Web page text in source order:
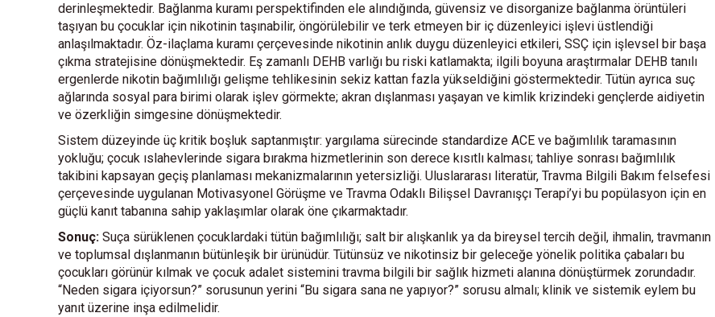
derinleşmektedir. Bağlanma kuramı perspektifinden ele alındığında, güvensiz ve disorganize bağlanma örüntüleri
taşıyan bu çocuklar için nikotinin taşınabilir, öngörülebilir ve terk etmeyen bir iç düzenleyici işlevi üstlendiği
anlaşılmaktadır. Öz-ilaçlama kuramı çerçevesinde nikotinin anlık duygu düzenleyici etkileri, SSÇ için işlevsel bir başa
çıkma stratejisine dönüşmektedir. Eş zamanlı DEHB varlığı bu riski katlamakta; ilgili boyuna araştırmalar DEHB tanılı
ergenlerde nikotin bağımlılığı gelişme tehlikesinin sekiz kattan fazla yükseldiğini göstermektedir. Tütün ayrıca suç
ağlarında sosyal para birimi olarak işlev görmekte; akran dışlanması yaşayan ve kimlik krizindeki gençlerde aidiyetin
ve özerkliğin simgesine dönüşmektedir.
Sistem düzeyinde üç kritik boşluk saptanmıştır: yargılama sürecinde standardize ACE ve bağımlılık taramasının
yokluğu; çocuk ıslahevlerinde sigara bırakma hizmetlerinin son derece kısıtlı kalması; tahliye sonrası bağımlılık
takibini kapsayan geçiş planlaması mekanizmalarının yetersizliği. Uluslararası literatür, Travma Bilgili Bakım felsefesi
çerçevesinde uygulanan Motivasyonel Görüşme ve Travma Odaklı Bilişsel Davranışçı Terapi’yi bu popülasyon için en
güçlü kanıt tabanına sahip yaklaşımlar olarak öne çıkarmaktadır.
Sonuç: Suça sürüklenen çocuklardaki tütün bağımlılığı; salt bir alışkanlık ya da bireysel tercih değil, ihmalin, travmanın
ve toplumsal dışlanmanın bütünleşik bir ürünüdür. Tütünsüz ve nikotinsiz bir geleceğe yönelik politika çabaları bu
çocukları görünür kılmak ve çocuk adalet sistemini travma bilgili bir sağlık hizmeti alanına dönüştürmek zorundadır.
“Neden sigara içiyorsun?” sorusunun yerini “Bu sigara sana ne yapıyor?” sorusu almalı; klinik ve sistemik eylem bu
yanıt üzerine inşa edilmelidir.